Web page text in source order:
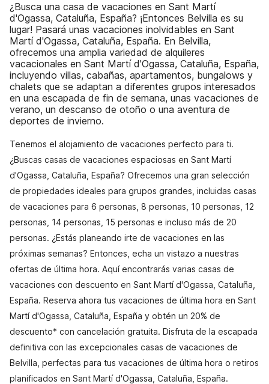
¿Busca una casa de vacaciones en Sant Martí
d'Ogassa, Cataluña, España? ¡Entonces Belvilla es su
lugar! Pasará unas vacaciones inolvidables en Sant
Martí d'Ogassa, Cataluña, España. En Belvilla,
ofrecemos una amplia variedad de alquileres
vacacionales en Sant Martí d'Ogassa, Cataluña, España,
incluyendo villas, cabañas, apartamentos, bungalows y
chalets que se adaptan a diferentes grupos interesados
en una escapada de fin de semana, unas vacaciones de
verano, un descanso de otoño o una aventura de
deportes de invierno.
Tenemos el alojamiento de vacaciones perfecto para ti.
¿Buscas casas de vacaciones espaciosas en Sant Martí
d'Ogassa, Cataluña, España? Ofrecemos una gran selección
de propiedades ideales para grupos grandes, incluidas casas
de vacaciones para 6 personas, 8 personas, 10 personas, 12
personas, 14 personas, 15 personas e incluso más de 20
personas. ¿Estás planeando irte de vacaciones en las
próximas semanas? Entonces, echa un vistazo a nuestras
ofertas de última hora. Aquí encontrarás varias casas de
vacaciones con descuento en Sant Martí d'Ogassa, Cataluña,
España. Reserva ahora tus vacaciones de última hora en Sant
Martí d'Ogassa, Cataluña, España y obtén un 20% de
descuento* con cancelación gratuita. Disfruta de la escapada
definitiva con las excepcionales casas de vacaciones de
Belvilla, perfectas para tus vacaciones de última hora o retiros
planificados en Sant Martí d'Ogassa, Cataluña, España.